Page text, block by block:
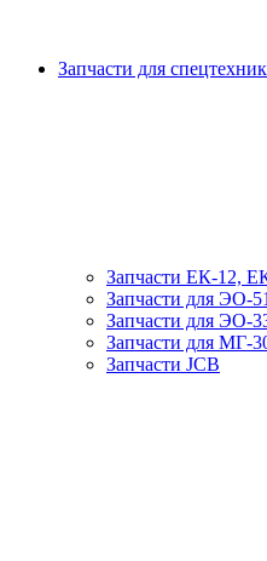
Запчасти для
Запчасти ЕК-12,
Запчасти для ЭО-
Запчасти для ЭО-
Запчасти для МГ-
Запчасти JCB